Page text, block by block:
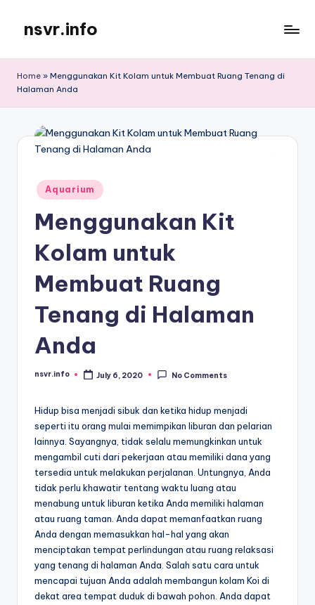
content
nsvr.info
Tersaji
Home » Menggunakan Kit Kolam untuk Membuat Ruang Tenang di
Halaman Anda
Posted
in
Aquarium
Menggunakan Kit
Kolam untuk
Membuat Ruang
Tenang di Halaman
Anda
Posted
nsvr.info July 6, 2020 No Comments
Hidup bisa menjadi sibuk dan ketika hidup menjadi
seperti itu orang mulai memimpikan liburan dan pelarian
lainnya. Sayangnya, tidak selalu memungkinkan untuk
mengambil cuti dari pekerjaan atau memiliki dana yang
tersedia untuk melakukan perjalanan. Untungnya, Anda
tidak perlu khawatir tentang waktu luang atau
menabung untuk liburan ketika Anda memiliki halaman
atau ruang taman. Anda dapat memanfaatkan ruang
Anda dengan memasukkan hal-hal yang akan
menciptakan tempat perlindungan atau ruang relaksasi
yang tenang di halaman Anda. Salah satu cara untuk
mencapai tujuan Anda adalah membangun kolam Koi di
dekat area tempat duduk di bawah pohon. Anda dapat